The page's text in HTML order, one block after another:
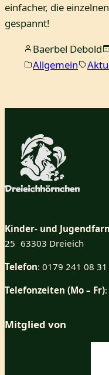
einfacher, die
gespannt!
Baerbel Debold
Allgemein
Kinder- und
25 63303 Dreieich
Telefon: 0179 241 08 31
Telefonzeiten (Mo – Fr)
Mitglied von